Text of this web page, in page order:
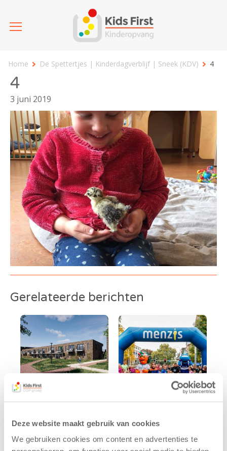
Deze website maakt gebruik van cookies
We gebruiken cookies om content en advertenties te
Home De Spettertjes | Kinderdagverblijf | Sneek (KDV) 4
4
3 juni 2019
Gerelateerde berichten
tekent
koopcontract
nieuwe
naamsponsor